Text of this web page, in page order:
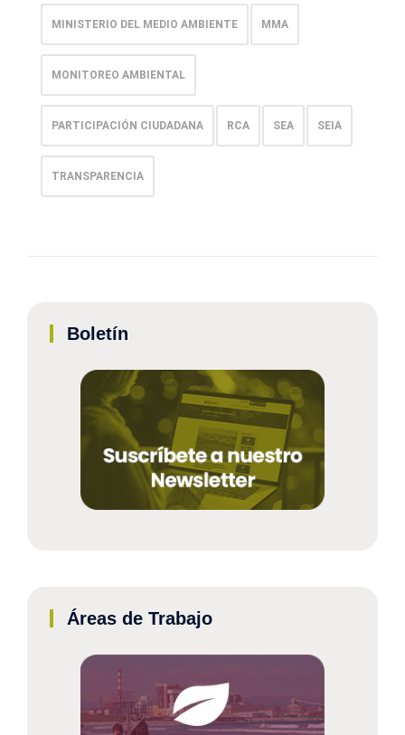
MINISTERIO DEL MEDIO AMBIENTE MMA
MONITOREO AMBIENTAL
PARTICIPACIÓN CIUDADANA RCA SEA SEIA
TRANSPARENCIA
Boletín
Áreas de Trabajo